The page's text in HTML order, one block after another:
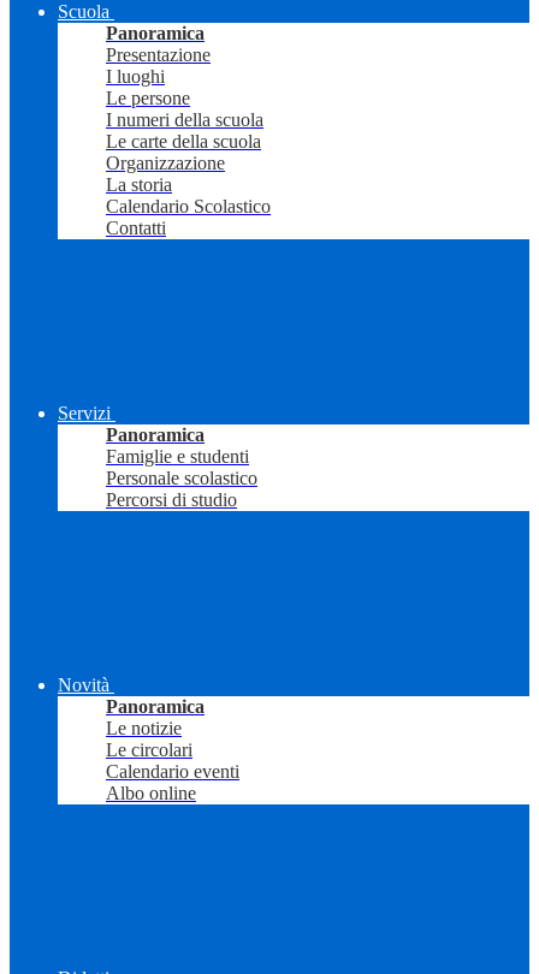
Scuola
Panoramica
Presentazione
I luoghi
Le persone
I numeri della scuola
Le carte della scuola
Organizzazione
La storia
Calendario Scolastico
Contatti
Servizi
Panoramica
Famiglie e studenti
Personale scolastico
Percorsi di studio
Novità
Panoramica
Le notizie
Le circolari
Calendario eventi
Albo online